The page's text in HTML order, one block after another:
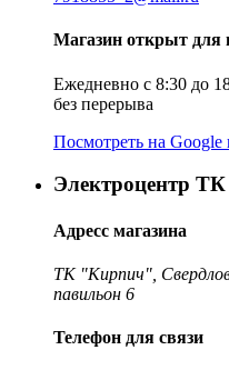
Магазин открыт для
Ежедневно с 8:30 до
без перерыва
Посмотреть на Google
Электроцентр
Адресс магазина
ТК "Кирпич",
павильон 6
Телефон для связи